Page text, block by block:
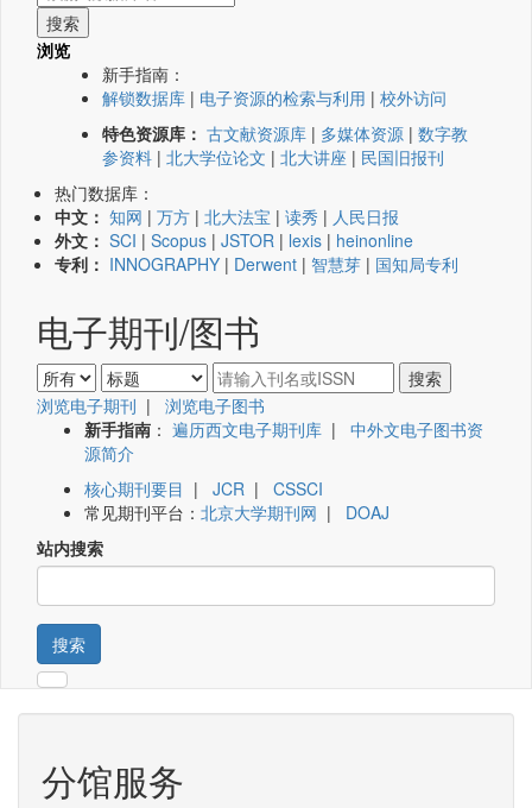
浏览
新手指南：
解锁数据库 | 电子资源的检索与利用 | 校外访问
特色资源库： 古文献资源库 | 多媒体资源 | 数字教
参资料 | 北大学位论文 | 北大讲座 | 民国旧报刊
热门数据库：
中文： 知网 | 万方 | 北大法宝 | 读秀 | 人民日报
外文： SCI | Scopus | JSTOR | lexis | heinonline
专利： INNOGRAPHY | Derwent | 智慧芽 | 国知局专利
电子期刊/图书
浏览电子期刊 | 浏览电子图书
新手指南 ： 遍历西文电子期刊库 | 中外文电子图书资
源简介
核心期刊要目 | JCR | CSSCI
常见期刊平台： 北京大学期刊网 | DOAJ
站内搜索
搜索
分馆服务